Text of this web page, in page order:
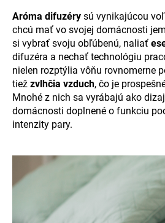
Aróma difuzéry sú vynikajúcou
chcú mať vo svojej domácnosti
si vybrať svoju obľúbenú, naliať
difuzéra a nechať technológiu
nielen rozptýlia vôňu rovnomerne
tiež zvlhčia vzduch, čo je
Mnohé z nich sa vyrábajú ako
domácnosti doplnené o funkciu
intenzity pary.